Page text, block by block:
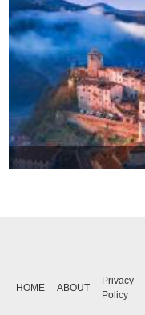
HOME ABOUT
Privacy
Policy